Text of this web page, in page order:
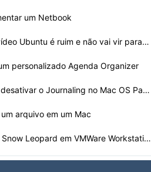
um Netbook
Ubuntu é ruim e não vai vir para…
personalizado Agenda Organizer
Como ativar ou desativar o Journaling no Mac OS Panther…
arquivo em um Mac
Como instalar o Snow Leopard em VMWare Workstation 7